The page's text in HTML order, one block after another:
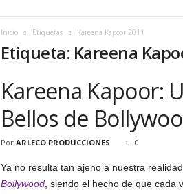
Inicio Etiquetas Kareena Kapoor 2011
Etiqueta: Kareena
Kareena Kapoor:
Bellos de
Por ARLECO PRODUCCIONES 0
Ya no resulta tan ajeno a nuestra
Bollywood, siendo el hecho de que cada